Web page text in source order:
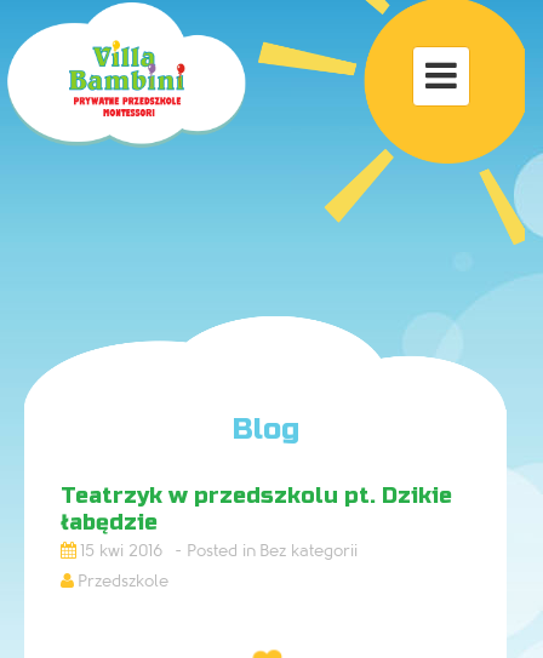
Toggle

Blog
Teatrzyk w przedszkolu pt. Dzikie
łabędzie
15 kwi 2016
Bez kategorii
Przedszkole